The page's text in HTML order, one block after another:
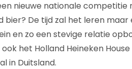
nieuwe nationale
bier? De tijd zal het leren
en zo een stevige relatie
het Holland Heineken
in Duitsland.